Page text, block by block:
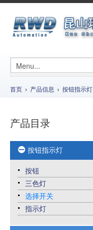
首页 › 产品信息 › 按钮指示灯
产品目录
按钮指示灯
按钮
三色灯
选择开关
指示灯